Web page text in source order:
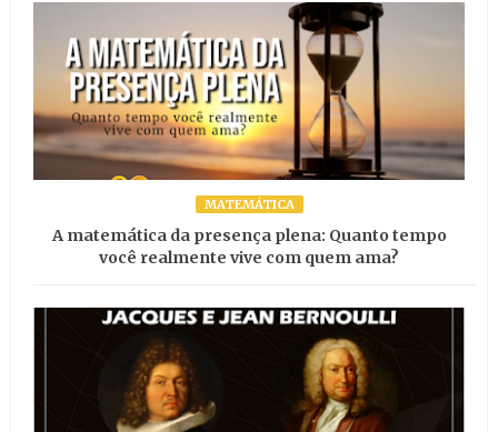
MATEMÁTICA
A matemática da presença plena: Quanto tempo
você realmente vive com quem ama?